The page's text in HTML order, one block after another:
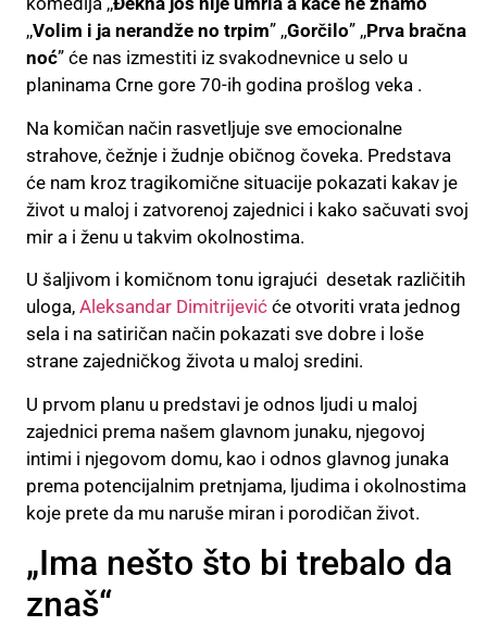
,,Volim i ja nerandže no trpim” ,,Gorčilo” ,,Prva bračna
noć” će nas izmestiti iz svakodnevnice u selo u
planinama Crne gore 70-ih godina prošlog veka .
Na komičan način rasvetljuje sve emocionalne
strahove, čežnje i žudnje običnog čoveka. Predstava
će nam kroz tragikomične situacije pokazati kakav je
život u maloj i zatvorenoj zajednici i kako sačuvati svoj
mir a i ženu u takvim okolnostima.
U šaljivom i komičnom tonu igrajući desetak različitih
uloga, Aleksandar Dimitrijević će otvoriti vrata jednog
sela i na satiričan način pokazati sve dobre i loše
strane zajedničkog života u maloj sredini.
U prvom planu u predstavi je odnos ljudi u maloj
zajednici prema našem glavnom junaku, njegovoj
intimi i njegovom domu, kao i odnos glavnog junaka
prema potencijalnim pretnjama, ljudima i okolnostima
koje prete da mu naruše miran i porodičan život.
„Ima nešto što bi trebalo da
znaš“